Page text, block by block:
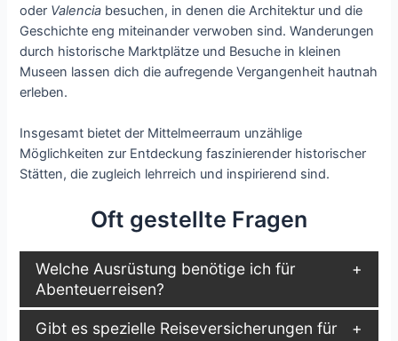
oder Valencia besuchen, in denen die Architektur und die
Geschichte eng miteinander verwoben sind. Wanderungen
durch historische Marktplätze und Besuche in kleinen
Museen lassen dich die aufregende Vergangenheit hautnah
erleben.
Insgesamt bietet der Mittelmeerraum unzählige
Möglichkeiten zur Entdeckung faszinierender historischer
Stätten, die zugleich lehrreich und inspirierend sind.
Oft gestellte Fragen
Welche Ausrüstung benötige ich für
Abenteuerreisen?
Gibt es spezielle Reiseversicherungen für